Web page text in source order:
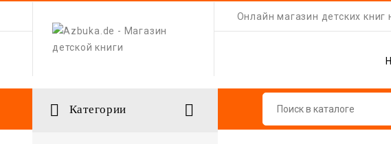
Онлайн магазин детских книг
 Категории 